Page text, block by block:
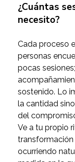
¿Cuántas
necesito?
Cada proceso
personas
pocas
sostenido. Lo
la cantidad
del
Ve a tu propio
transformación
ocurriendo